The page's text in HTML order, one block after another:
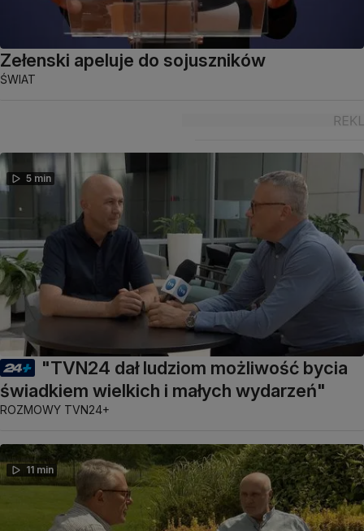
Zełenski apeluje do sojuszników
ŚWIAT
5 min
"TVN24 dał ludziom możliwość bycia
świadkiem wielkich i małych wydarzeń"
ROZMOWY TVN24+
11 min